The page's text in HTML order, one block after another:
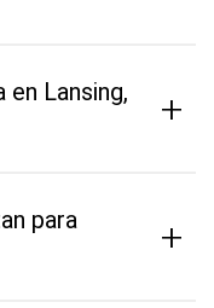
Lansing,
+
para
+